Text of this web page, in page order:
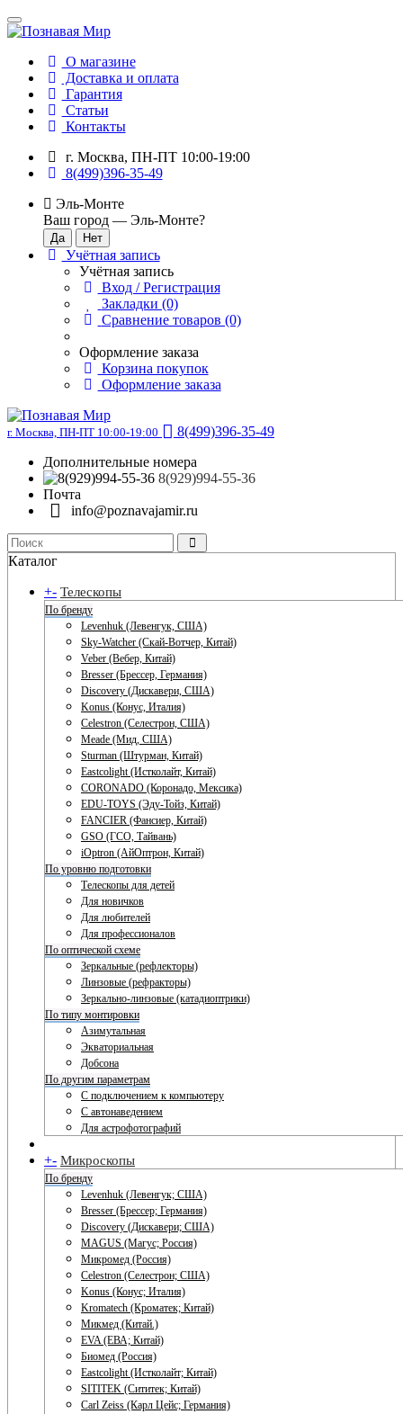
О магазине
Доставка и оплата
Гарантия
Статьи
Контакты
г. Москва, ПН-ПТ 10:00-19:00
8(499)396-35-49
Эль-Монте
Ваш город — Эль-Монте?
Учётная запись
Учётная запись
Вход / Регистрация
Закладки (0)
Сравнение товаров (0)
Оформление заказа
Корзина покупок
Оформление заказа
г. Москва, ПН-ПТ 10:00-19:00
8(499)396-35-49
Дополнительные номера
8(929)994-55-36
Почта
info@poznavajamir.ru
Каталог
+- Телескопы
По бренду
Levenhuk (Левенгук, США)
Sky-Watcher (Скай-Вотчер, Китай)
Veber (Вебер, Китай)
Bresser (Брессер, Германия)
Discovery (Дискавери, США)
Konus (Конус, Италия)
Celestron (Селестрон, США)
Meade (Мид, США)
Sturman (Штурман, Китай)
Eastcolight (Истколайт, Китай)
CORONADO (Коронадо, Мексика)
EDU-TOYS (Эду-Тойз, Китай)
FANCIER (Фансиер, Китай)
GSO (ГСО, Тайвань)
iOptron (АйОптрон, Китай)
По уровню подготовки
Телескопы для детей
Для новичков
Для любителей
Для профессионалов
По оптической схеме
Зеркальные (рефлекторы)
Линзовые (рефракторы)
Зеркально-линзовые (катадиоптрики)
По типу монтировки
Азимутальная
Экваториальная
Добсона
По другим параметрам
С подключением к компьютеру
С автонаведением
Для астрофотографий
+- Микроскопы
По бренду
Levenhuk (Левенгук; США)
Bresser (Брессер; Германия)
Discovery (Дискавери; США)
MAGUS (Магус; Россия)
Микромед (Россия)
Celestron (Селестрон; США)
Konus (Конус; Италия)
Kromatech (Кроматек; Китай)
Микмед (Китай.)
EVA (ЕВА; Китай)
Биомед (Россия)
Eastcolight (Истколайт; Китай)
SITITEK (Сититек; Китай)
Carl Zeiss (Карл Цейс; Германия)